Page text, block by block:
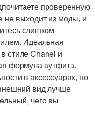
проверенную
не выходит из моды, и
слишком
Идеальная
стиле Chanel и
формула аутфита.
в аксессуарах, но
вид лучше
чего вы